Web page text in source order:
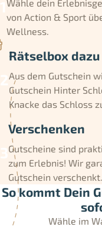
Wähle dein
von Action & Sport
Wellness.
Rätselbox
Aus dem Gutschein
Gutschein Hinter
Knacke das Schloss
Verschenken
Gutscheine sind
zum Erlebnis! Wir
Gutschein verschenkt.
So kommt Dein
Wähle im